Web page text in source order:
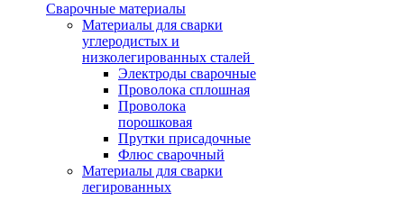
Сварочные материалы
Материалы для сварки
углеродистых и
низколегированных сталей
Электроды сварочные
Проволока сплошная
Проволока
порошковая
Прутки присадочные
Флюс сварочный
Материалы для сварки
легированных